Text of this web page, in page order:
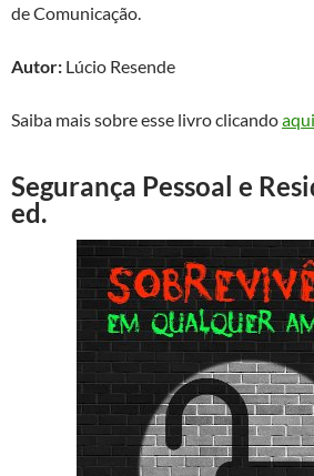
de Comunicação.
Autor: Lúcio Resende
Saiba mais sobre esse livro clicandoaqui
Segurança Pessoal e
ed.